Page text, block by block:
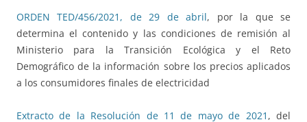
ORDEN TED/456/2021, de 29 de abril, por la que se
determina el contenido y las condiciones de remisión al
Ministerio para la Transición Ecológica y el Reto
Demográfico de la información sobre los precios aplicados
a los consumidores finales de electricidad
Extracto de la Resolución de 11 de mayo de 2021 , del